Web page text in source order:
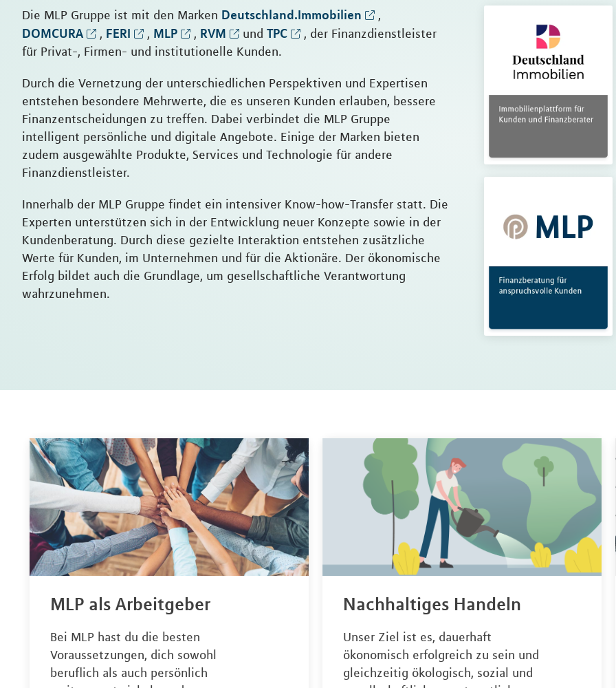
Die MLP Gruppe ist mit den Marken Deutschland.Immobilien
,
DOMCURA
, FERI , MLP , RVM und TPC
, der Finanzdienstleister
für Privat-, Firmen- und institutionelle Kunden.
Durch die Vernetzung der unterschiedlichen Perspektiven und Expertisen
entstehen besondere Mehrwerte, die es unseren Kunden erlauben, bessere
Finanzentscheidungen zu treffen. Dabei verbindet die MLP Gruppe
intelligent persönliche und digitale Angebote. Einige der Marken bieten
zudem ausgewählte Produkte, Services und Technologie für andere
Finanzdienstleister.
Innerhalb der MLP Gruppe findet ein intensiver Know-how-Transfer statt. Die
Experten unterstützen sich in der Entwicklung neuer Konzepte sowie in der
Kundenberatung. Durch diese gezielte Interaktion entstehen zusätzliche
Werte für Kunden, im Unternehmen und für die Aktionäre. Der ökonomische
Erfolg bildet auch die Grundlage, um gesellschaftliche Verantwortung
wahrzunehmen.
MLP als Arbeitgeber
Bei MLP hast du die besten
Voraussetzungen, dich sowohl
beruflich als auch persönlich
Nachhaltiges Handeln
Unser Ziel ist es, dauerhaft
ökonomisch erfolgreich zu sein und
gleichzeitig ökologisch, sozial und